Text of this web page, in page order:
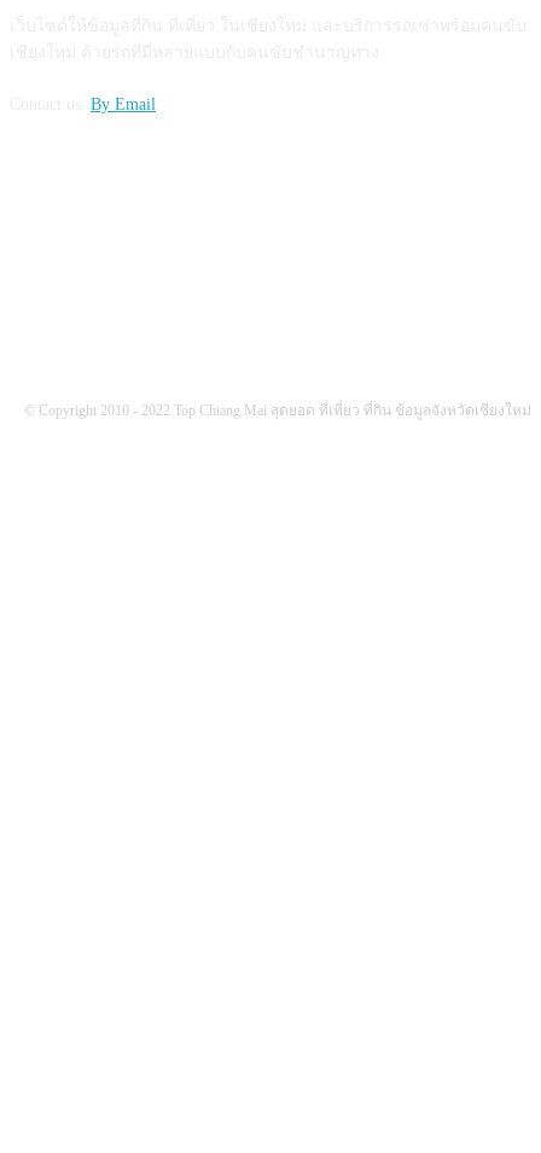
By Email
© Copyright 2010 - 2022 Top Chiang Mai สุดยอด ที่เที่ยว ที่กิน ข้อมูลจังหวัดเชียงใหม่